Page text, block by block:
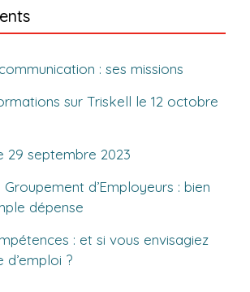
: ses missions
sur Triskell le 12 octobre
29 septembre 2023
Groupement d’Employeurs : bien
dépense
: et si vous envisagiez
d’emploi ?